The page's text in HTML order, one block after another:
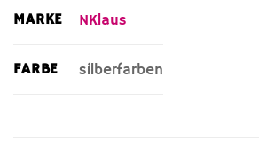
MARKE NKlaus
FARBE silberfarben